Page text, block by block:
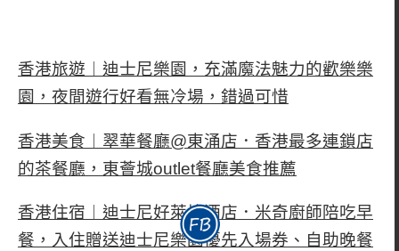
香港旅遊︱迪士尼樂園，充滿魔法魅力的歡樂樂
園，夜間遊行好看無冷場，錯過可惜
香港美食︱翠華餐廳@東涌店．香港最多連鎖店
的茶餐廳，東薈城outlet餐廳美食推薦
香港住宿︱迪士尼好萊塢酒店．米奇廚師陪吃早
餐，入住贈送迪士尼樂園優先入場券、自助晚餐